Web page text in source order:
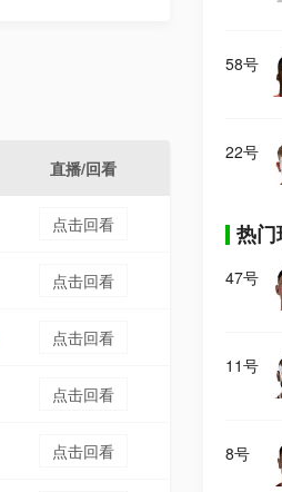
直播/回看
点击回看
点击回看
点击回看
点击回看
点击回看
58号
22号
热门
47号
11号
8号